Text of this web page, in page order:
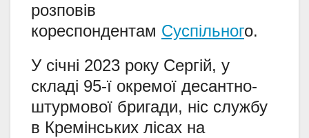
розповів
кореспондентам Суспільного.
У січні 2023 року Сергій, у
складі 95-ї окремої десантно-
штурмової бригади, ніс службу
в Кремінських лісах на